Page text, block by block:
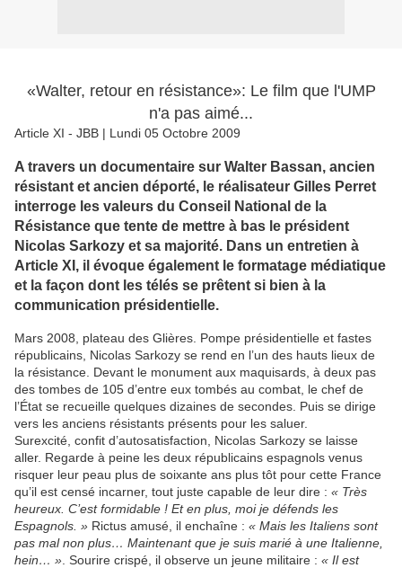
«Walter, retour en résistance»: Le film que l'UMP
n'a pas aimé...
Article XI - JBB | Lundi 05 Octobre 2009
A travers un documentaire sur Walter Bassan, ancien
résistant et ancien déporté, le réalisateur Gilles Perret
interroge les valeurs du Conseil National de la
Résistance que tente de mettre à bas le président
Nicolas Sarkozy et sa majorité. Dans un entretien à
Article XI, il évoque également le formatage médiatique
et la façon dont les télés se prêtent si bien à la
communication présidentielle.
Mars 2008, plateau des Glières. Pompe présidentielle et fastes
républicains, Nicolas Sarkozy se rend en l’un des hauts lieux de
la résistance. Devant le monument aux maquisards, à deux pas
des tombes de 105 d’entre eux tombés au combat, le chef de
l’État se recueille quelques dizaines de secondes. Puis se dirige
vers les anciens résistants présents pour les saluer.
Surexcité, confit d’autosatisfaction, Nicolas Sarkozy se laisse
aller. Regarde à peine les deux républicains espagnols venus
risquer leur peau plus de soixante ans plus tôt pour cette France
qu’il est censé incarner, tout juste capable de leur dire : « Très
heureux. C’est formidable ! Et en plus, moi je défends les
Espagnols. » Rictus amusé, il enchaîne : « Mais les Italiens sont
pas mal non plus… Maintenant que je suis marié à une Italienne,
hein… » . Sourire crispé, il observe un jeune militaire : « Il est